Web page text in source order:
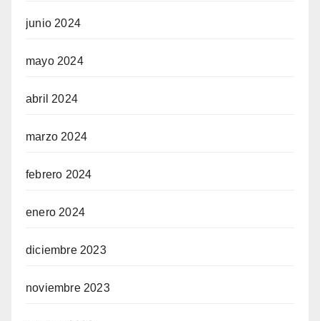
junio 2024
mayo 2024
abril 2024
marzo 2024
febrero 2024
enero 2024
diciembre 2023
noviembre 2023